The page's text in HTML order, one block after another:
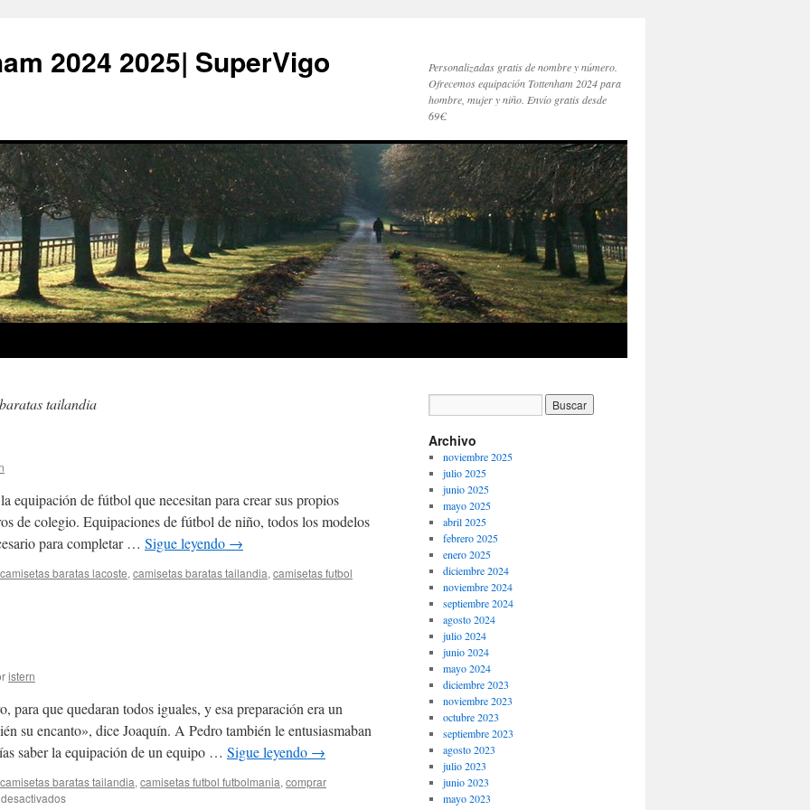
2024 2025| SuperVigo
Personalizadas gratis de nombre y número.
Ofrecemos equipación Tottenham 2024 para
hombre, mujer y niño. Envío gratis desde
69€.
tailandia
equipación de fútbol que necesitan para crear sus propios
de colegio. Equipaciones de fútbol de niño, todos los modelos
para completar … Sigue leyendo →
camisetas baratas lacoste, camisetas baratas tailandia, camisetas futbol
istern
para que quedaran todos iguales, y esa preparación era un
su encanto», dice Joaquín. A Pedro también le entusiasmaban
saber la equipación de un equipo … Sigue leyendo →
camisetas baratas tailandia, camisetas futbol futbolmania, comprar
en
Archivo
noviembre 2025
julio 2025
junio 2025
mayo 2025
abril 2025
febrero 2025
enero 2025
diciembre 2024
noviembre 2024
septiembre 2024
agosto 2024
julio 2024
junio 2024
mayo 2024
diciembre 2023
noviembre 2023
octubre 2023
septiembre 2023
agosto 2023
julio 2023
junio 2023
mayo 2023